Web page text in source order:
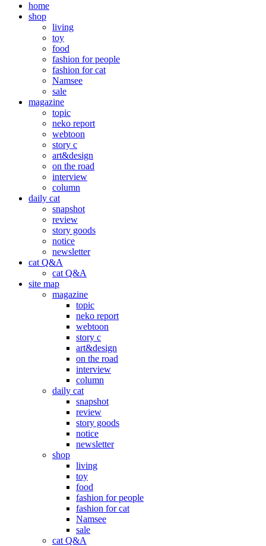
home
shop
living
toy
food
fashion for people
fashion for cat
Namsee
sale
magazine
topic
neko report
webtoon
story c
art&design
on the road
interview
column
daily cat
snapshot
review
story goods
notice
newsletter
cat Q&A
cat Q&A
site map
magazine
topic
neko report
webtoon
story c
art&design
on the road
interview
column
daily cat
snapshot
review
story goods
notice
newsletter
shop
living
toy
food
fashion for people
fashion for cat
Namsee
sale
cat Q&A